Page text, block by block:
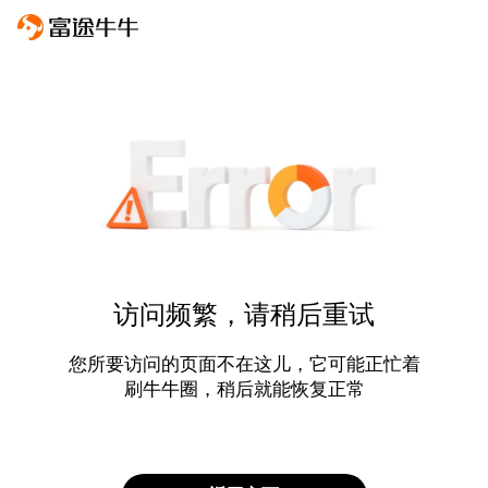
访问频繁，请稍后重试
您所要访问的页面不在这儿，它可能正忙着
刷牛牛圈，稍后就能恢复正常